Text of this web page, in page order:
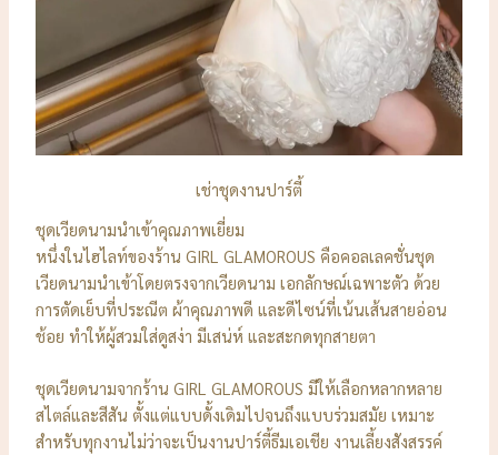
เช่าชุดงานปาร์ตี้
ชุดเวียดนามนำเข้าคุณภาพเยี่ยม
หนึ่งในไฮไลท์ของร้าน GIRL GLAMOROUS คือคอลเลคชั่นชุด
เวียดนามนำเข้าโดยตรงจากเวียดนาม เอกลักษณ์เฉพาะตัว ด้วย
การตัดเย็บที่ประณีต ผ้าคุณภาพดี และดีไซน์ที่เน้นเส้นสายอ่อน
ช้อย ทำให้ผู้สวมใส่ดูสง่า มีเสน่ห์ และสะกดทุกสายตา
ชุดเวียดนามจากร้าน GIRL GLAMOROUS มีให้เลือกหลากหลาย
สไตล์และสีสัน ตั้งแต่แบบดั้งเดิมไปจนถึงแบบร่วมสมัย เหมาะ
สำหรับทุกงานไม่ว่าจะเป็นงานปาร์ตี้ธีมเอเชีย งานเลี้ยงสังสรรค์